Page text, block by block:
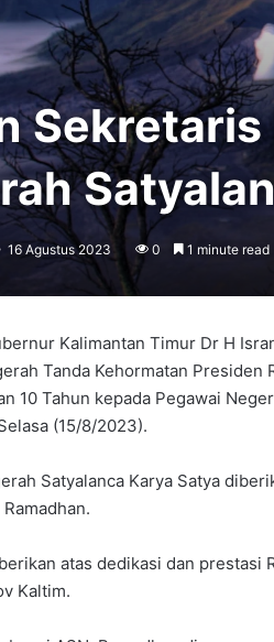
Sekretaris
16 Agustus 2023 0 1 minute read
Kalimantan Timur Dr H
Tanda Kehormatan Presiden
10 Tahun kepada Pegawai
(15/8/2023).
Satyalanca Karya Satya
atas dedikasi dan prestasi
Kaltim.